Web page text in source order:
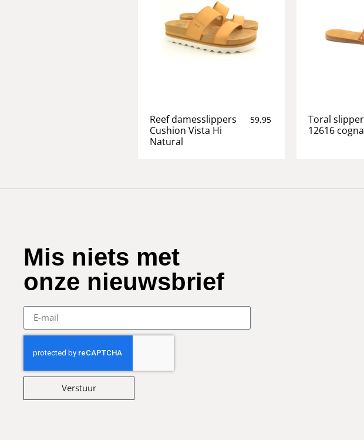
Reef damesslippers
Cushion Vista Hi
Natural
59,95
Toral
12616
Mis niets met
onze nieuwsbrief
Verstuur